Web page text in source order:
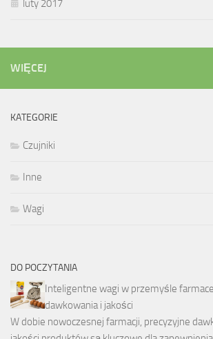
luty 2017
WIĘCEJ
KATEGORIE
Czujniki
Inne
Wagi
DO POCZYTANIA
Inteligentne wagi w przemyśle
dawkowania i jakości
W dobie nowoczesnej farmacji, precyzyjne